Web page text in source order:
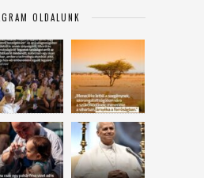
OLDALUNK